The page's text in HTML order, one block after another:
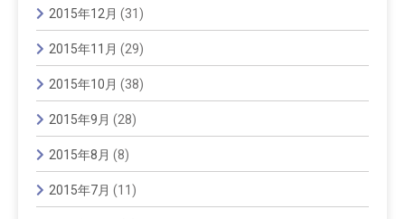
2015年12月 (31)
2015年11月 (29)
2015年10月 (38)
2015年9月 (28)
2015年8月 (8)
2015年7月 (11)